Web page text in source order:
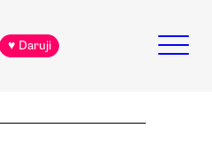
♥ Daruji